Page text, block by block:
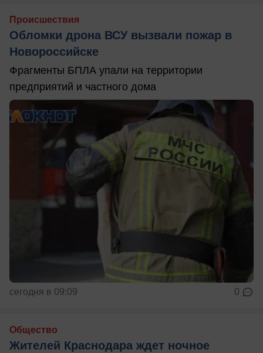
Происшествия
Обломки дрона ВСУ вызвали пожар в
Новороссийске
Фрагменты БПЛА упали на территории
предприятий и частного дома
сегодня в 09:09 0
Общество
Жителей Краснодара ждет ночное